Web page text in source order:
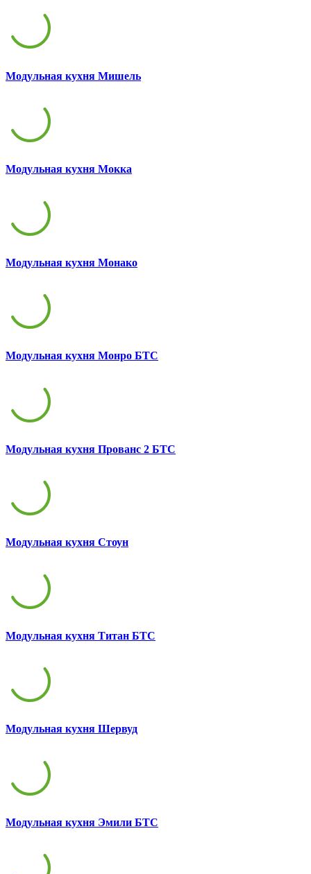
Модульная кухня Мишель
Модульная кухня Мокка
Модульная кухня Монако
Модульная кухня Монро БТС
Модульная кухня Прованс 2 БТС
Модульная кухня Стоун
Модульная кухня Титан БТС
Модульная кухня Шервуд
Модульная кухня Эмили БТС